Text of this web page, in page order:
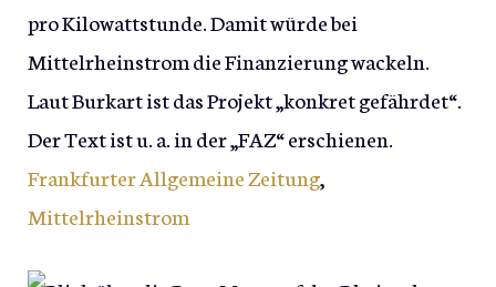
pro Kilowattstunde. Damit würde bei
Mittelrheinstrom die Finanzierung wackeln.
Laut Burkart ist das Projekt „konkret gefährdet“.
Der Text ist u. a. in der „FAZ“ erschienen.
Frankfurter Allgemeine Zeitung,
Mittelrheinstrom